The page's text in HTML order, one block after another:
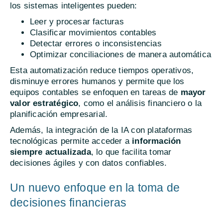
los sistemas inteligentes pueden:
Leer y procesar facturas
Clasificar movimientos contables
Detectar errores o inconsistencias
Optimizar conciliaciones de manera automática
Esta automatización reduce tiempos operativos,
disminuye errores humanos y permite que los
equipos contables se enfoquen en tareas de mayor
valor estratégico, como el análisis financiero o la
planificación empresarial.
Además, la integración de la IA con plataformas
tecnológicas permite acceder a información
siempre actualizada, lo que facilita tomar
decisiones ágiles y con datos confiables.
Un nuevo enfoque en la toma de
decisiones financieras